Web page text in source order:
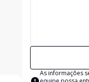
As informações